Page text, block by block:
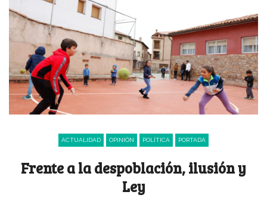
ACTUALIDAD OPINIÓN POLÍTICA PORTADA
Frente a la despoblación, ilusión y
Ley